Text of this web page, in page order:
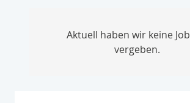
Aktuell haben wir keine
vergeben.